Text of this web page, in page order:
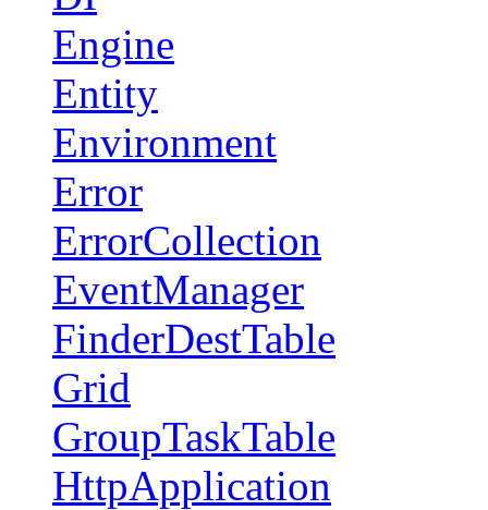
Engine
Entity
Environment
Error
ErrorCollection
EventManager
FinderDestTable
Grid
GroupTaskTable
HttpApplication